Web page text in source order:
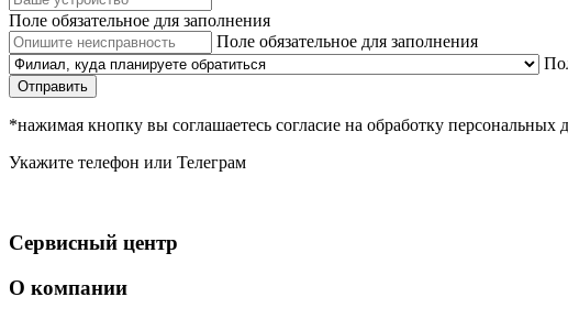
Поле обязательное для заполнения
Поле обязательное для заполнения
Отправить
*нажимая кнопку вы соглашаетесь согласие на обработку персональных
Укажите телефон или Телеграм
Сервисный центр
О компании